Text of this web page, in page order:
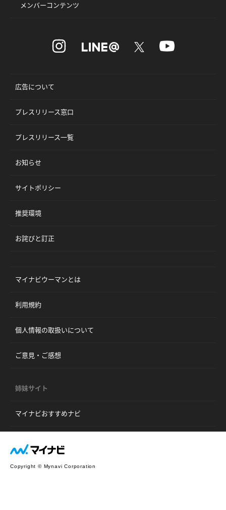
メンバーコンテンツ
広告について
プレスリリース窓口
プレスリリース一覧
お知らせ
サイトポリシー
推奨環境
お詫びと訂正
マイナビウーマンとは
利用規約
個人情報の取扱いについて
ご意見・ご感想
姉妹サイト
マイナビおすすめナビ
Copyright © Mynavi Corporation